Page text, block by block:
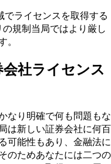
でライセンスを取得する
規制当局ではより厳し
。
社ライセンス
なり明確で何も問題もな
は新しい証券会社に何百
可能性もあり、金融法に
のためあなたには二つの